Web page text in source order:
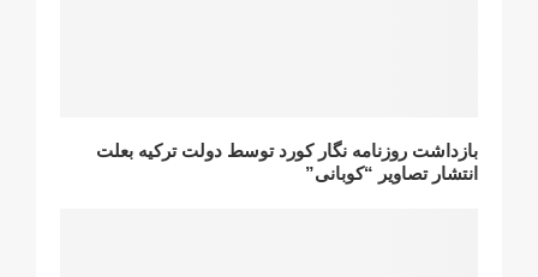
بازداشت روزنامه نگار کورد توسط دولت ترکیه بعلت
انتشار تصاویر “کوبانی”